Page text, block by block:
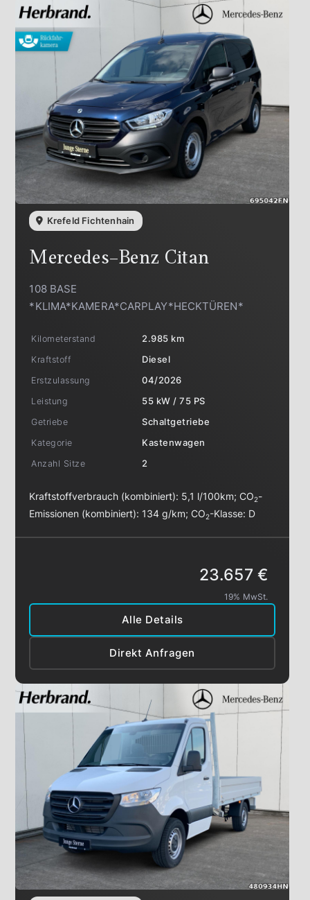
Krefeld Fichtenhain
Mercedes-Benz Citan
108 BASE
*KLIMA*KAMERA*CARPLAY*HECKTÜREN*
Kilometerstand
2.985 km
Kraftstoff
Diesel
Erstzulassung
04/2026
Leistung
55 kW / 75 PS
Getriebe
Schaltgetriebe
Kategorie
Kastenwagen
Anzahl Sitze
2
Kraftstoffverbrauch (kombiniert): 5,1 l/100km;CO2-
Emissionen (kombiniert): 134 g/km;CO2-Klasse: D
Alle Details
Direkt Anfragen
23.657 €
19% MwSt.